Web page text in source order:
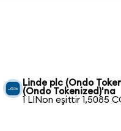
Linde plc (Ondo
(Ondo Tokenized)'na
1 LINon eşittir 1,5085